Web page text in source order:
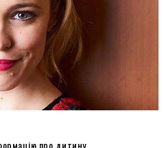
про дитину.